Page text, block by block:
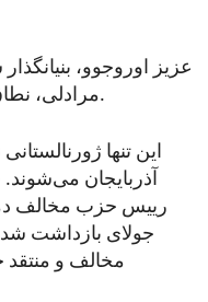
مرادلی، نطاق این شبکه نیز اخیراً دستگیر شدند.
این تنها
آذربایجان می‌شوند.
رییس حزب مخالف
جولای بازداشت شد
مخالف و منتقد